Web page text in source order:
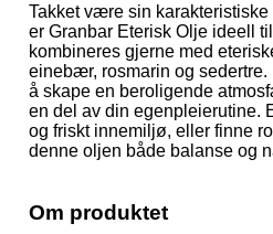
Takket være sin
er Granbar Eterisk Olje ideell
kombineres gjerne med
einebær, rosmarin og sedertre.
å skape en beroligende
en del av din egenpleierutine.
og friskt innemiljø, eller finne
denne oljen både balanse og
Om produktet